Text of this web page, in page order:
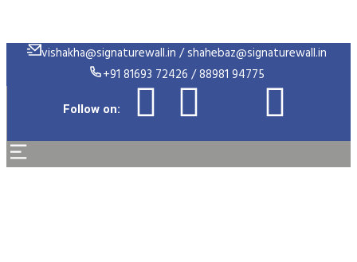
vishakha@signaturewall.in / shahebaz@signaturewall.in
+91 81693 72426 / 88981 94775
Follow on: